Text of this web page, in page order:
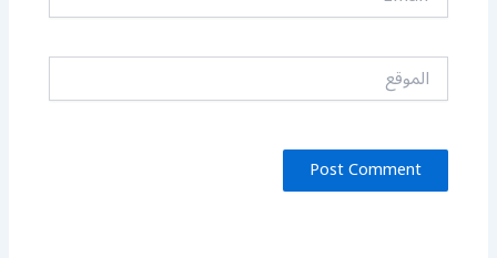
الموقع